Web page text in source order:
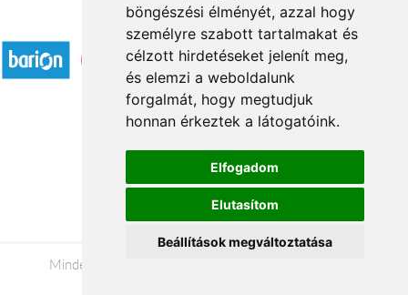
böngészési élményét, azzal hogy
személyre szabott tartalmakat és
célzott hirdetéseket jelenít meg,
és elemzi a weboldalunk
forgalmát, hogy megtudjuk
honnan érkeztek a látogatóink.
Elfogadom
Elutasítom
Beállítások megváltoztatása
Elfogadott fizetési módok
Á.SZ.F.
Impresszum
Adatkezelési tájékoztató
Minden jog fenntartva © 2026 |